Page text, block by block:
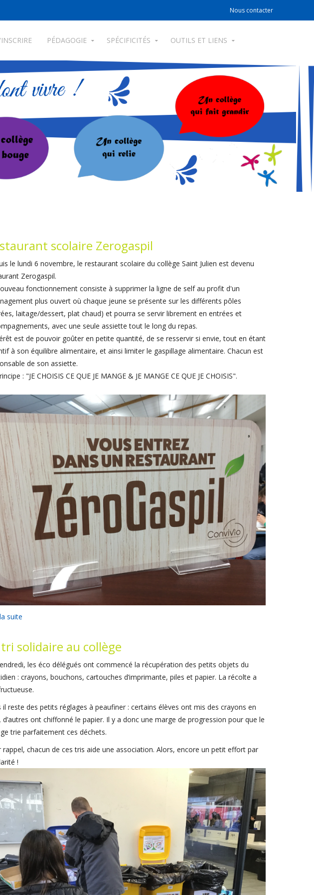
Nous contacter
PÉDAGOGIE SPÉCIFICITÉS OUTILS ET LIENS
scolaire Zerogaspil
le lundi 6 novembre, le restaurant scolaire du collège Saint Julien est devenu
Zerogaspil.
fonctionnement consiste à supprimer la ligne de self au profit d'un
plus ouvert où chaque jeune se présente sur les différents pôles
laitage/dessert, plat chaud) et pourra se servir librement en entrées et
avec une seule assiette tout le long du repas.
est de pouvoir goûter en petite quantité, de se resservir si envie, tout en étant
à son équilibre alimentaire, et ainsi limiter le gaspillage alimentaire. Chacun est
de son assiette.
: "JE CHOISIS CE QUE JE MANGE & JE MANGE CE QUE JE CHOISIS".
suite
tri solidaire au collège
les éco délégués ont commencé la récupération des petits objets du
: crayons, bouchons, cartouches d’imprimante, piles et papier. La récolte a
il reste des petits réglages à peaufiner : certains élèves ont mis des crayons en
d’autres ont chiffonné le papier. Il y a donc une marge de progression pour que le
trie parfaitement ces déchets.
rappel, chacun de ces tris aide une association. Alors, encore un petit effort par
!